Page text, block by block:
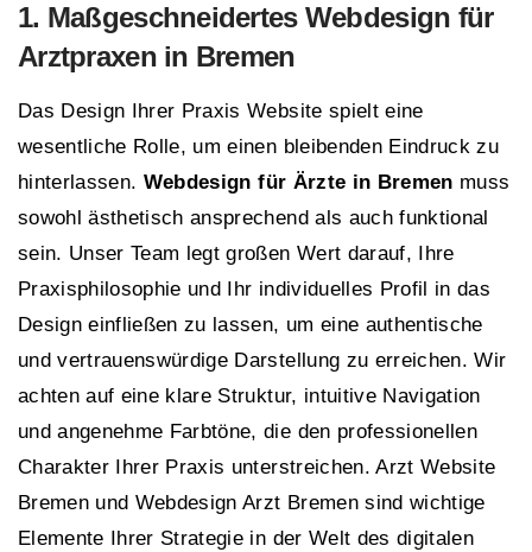
1. Maßgeschneidertes Webdesign für
Arztpraxen in Bremen
Das Design Ihrer Praxis Website spielt eine
wesentliche Rolle, um einen bleibenden Eindruck zu
hinterlassen. Webdesign für Ärzte in Bremen muss
sowohl ästhetisch ansprechend als auch funktional
sein. Unser Team legt großen Wert darauf, Ihre
Praxisphilosophie und Ihr individuelles Profil in das
Design einfließen zu lassen, um eine authentische
und vertrauenswürdige Darstellung zu erreichen. Wir
achten auf eine klare Struktur, intuitive Navigation
und angenehme Farbtöne, die den professionellen
Charakter Ihrer Praxis unterstreichen. Arzt Website
Bremen und Webdesign Arzt Bremen sind wichtige
Elemente Ihrer Strategie in der Welt des digitalen